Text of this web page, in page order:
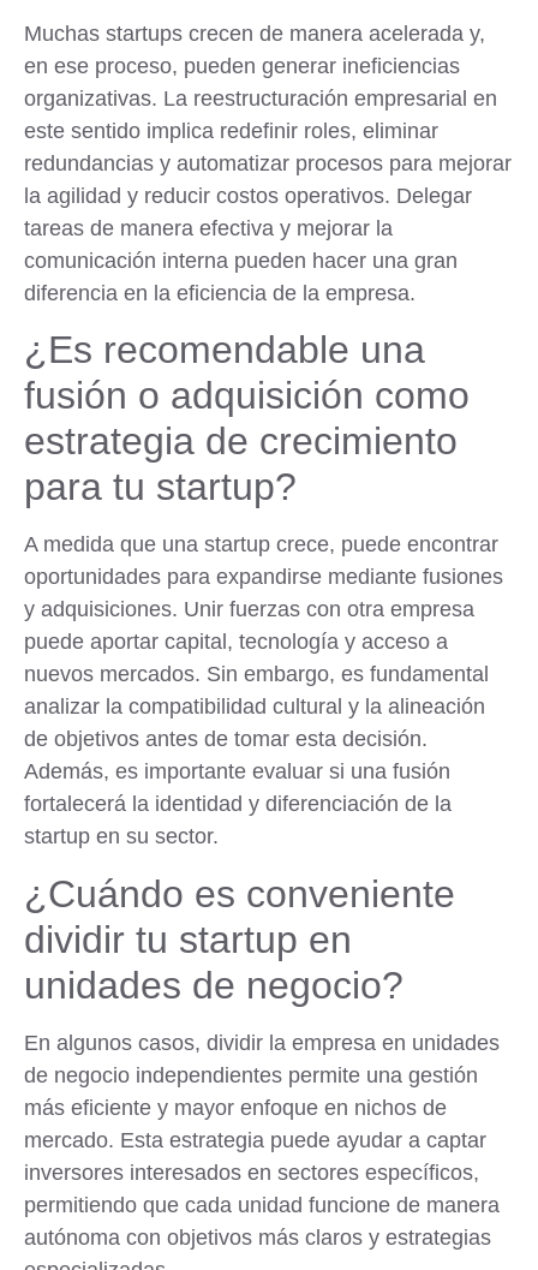
Muchas startups crecen de manera acelerada y,
en ese proceso, pueden generar ineficiencias
organizativas. La reestructuración empresarial en
este sentido implica redefinir roles, eliminar
redundancias y automatizar procesos para mejorar
la agilidad y reducir costos operativos. Delegar
tareas de manera efectiva y mejorar la
comunicación interna pueden hacer una gran
diferencia en la eficiencia de la empresa.
¿Es recomendable una
fusión o adquisición como
estrategia de crecimiento
para tu startup?
A medida que una startup crece, puede encontrar
oportunidades para expandirse mediante fusiones
y adquisiciones. Unir fuerzas con otra empresa
puede aportar capital, tecnología y acceso a
nuevos mercados. Sin embargo, es fundamental
analizar la compatibilidad cultural y la alineación
de objetivos antes de tomar esta decisión.
Además, es importante evaluar si una fusión
fortalecerá la identidad y diferenciación de la
startup en su sector.
¿Cuándo es conveniente
dividir tu startup en
unidades de negocio?
En algunos casos, dividir la empresa en unidades
de negocio independientes permite una gestión
más eficiente y mayor enfoque en nichos de
mercado. Esta estrategia puede ayudar a captar
inversores interesados en sectores específicos,
permitiendo que cada unidad funcione de manera
autónoma con objetivos más claros y estrategias